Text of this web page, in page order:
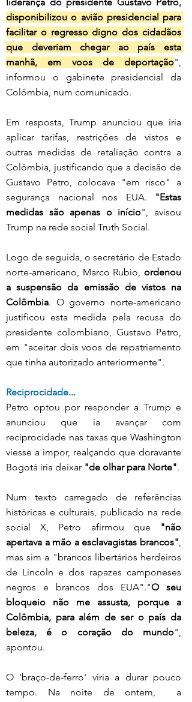
disponibilizou o avião presidencial para
facilitar o regresso digno dos cidadãos
que deveriam chegar ao país esta
manhã, em voos de deportação",
informou o gabinete presidencial da
Colômbia, num comunicado.
Em resposta, Trump anunciou que iria
aplicar tarifas, restrições de vistos e
outras medidas de retaliação contra a
Colômbia, justificando que a decisão de
Gustavo Petro, colocava "em risco" a
segurança nacional nos EUA.
"Estas
medidas são apenas o início", avisou
Trump na rede social Truth Social.
Logo de seguida, o secretário de Estado
norte-americano, Marco Rubio, ordenou
a suspensão da emissão de vistos na
Colômbia. O governo norte-americano
justificou esta medida pela recusa do
presidente colombiano, Gustavo Petro,
em "aceitar dois voos de repatriamento
que tinha autorizado anteriormente".
Reciprocidade...
Petro optou por responder a Trump e
anunciou que ia avançar com
reciprocidade nas taxas que Washington
viesse a impor, realçando que doravante
Bogotá iria deixar "de olhar para Norte".
Num texto carregado de referências
históricas e culturais, publicado na rede
social X, Petro afirmou que
"não
apertava a mão a esclavagistas brancos",
mas sim a "brancos libertários herdeiros
de Lincoln e dos rapazes camponeses
negros e brancos dos EUA"."O seu
bloqueio não me assusta, porque a
Colômbia, para além de ser o país da
beleza, é o coração do mundo",
apontou.
O 'braço-de-ferro' viria a durar pouco
tempo. Na noite de ontem,  a